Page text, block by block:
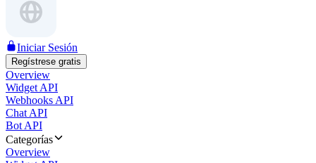
Iniciar Sesión
Regístrese gratis
Overview
Widget API
Webhooks API
Chat API
Bot API
Categorías
Overview